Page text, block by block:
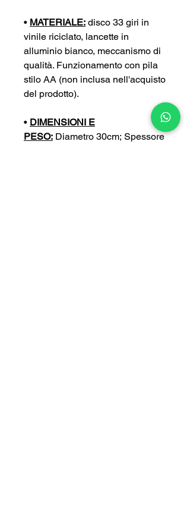
• MATERIALE: disco 33 giri in
vinile riciclato, lancette in
alluminio bianco, meccanismo di
qualità. Funzionamento con pila
stilo AA (non inclusa nell'acquisto
del prodotto).
• DIMENSIONI E
PESO: Diametro 30cm; Spessore